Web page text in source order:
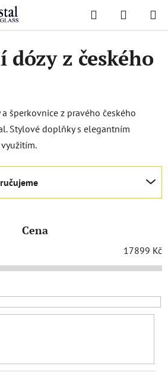
Hledat
KOŠÍK
z českého
šperkovnice z pravého českého
Stylové doplňky s elegantním
Cena
17899 Kč